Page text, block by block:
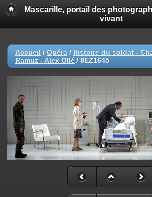
Mascarille, portail des
vivant
Accueil / Opéra / Histoire du soldat -
Ramuz - Alex Ollé / 8EZ1645